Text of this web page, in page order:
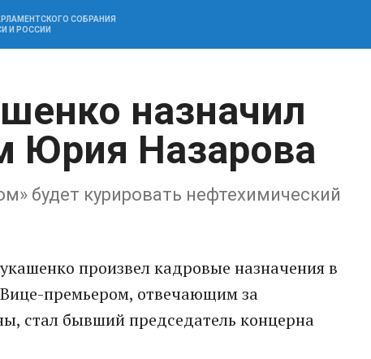
СОБРАНИЯ
И РОССИИ
назначил
Юрия Назарова
будет курировать нефтехимический
произвел кадровые назначения в
премьером, отвечающим за
стал бывший председатель концерна